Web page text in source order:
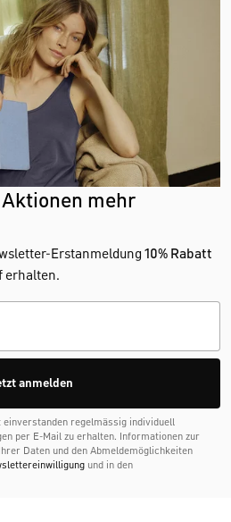
Aktionen mehr
Erstanmeldung 10% Rabatt
erhalten.
anmelden
einverstanden regelmässig individuell
per E-Mail zu erhalten. Informationen zur
Daten und den Abmelde­möglichkeiten
und in den